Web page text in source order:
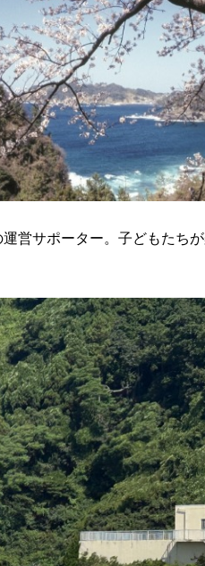
営サポーター。子どもたち